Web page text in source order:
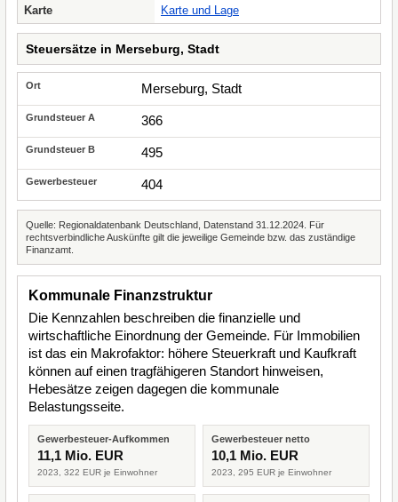
Karte
Karte und Lage
Steuersätze in Merseburg, Stadt
Merseburg, Stadt
366
495
404
Quelle: Regionaldatenbank Deutschland, Datenstand 31.12.2024. Für
rechtsverbindliche Auskünfte gilt die jeweilige Gemeinde bzw. das zuständige
Finanzamt.
Kommunale Finanzstruktur
Die Kennzahlen beschreiben die finanzielle und
wirtschaftliche Einordnung der Gemeinde. Für Immobilien
ist das ein Makrofaktor: höhere Steuerkraft und Kaufkraft
können auf einen tragfähigeren Standort hinweisen,
Hebesätze zeigen dagegen die kommunale
Belastungsseite.
Gewerbesteuer-Aufkommen
11,1 Mio. EUR
2023, 322 EUR je Einwohner
Gewerbesteuer netto
10,1 Mio. EUR
2023, 295 EUR je Einwohner